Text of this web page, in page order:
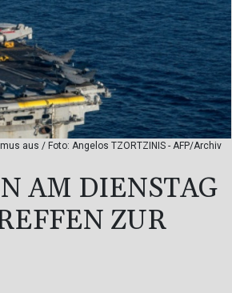
aus / Foto: Angelos TZORTZINIS - AFP/Archiv
AM DIENSTAG
ZUR